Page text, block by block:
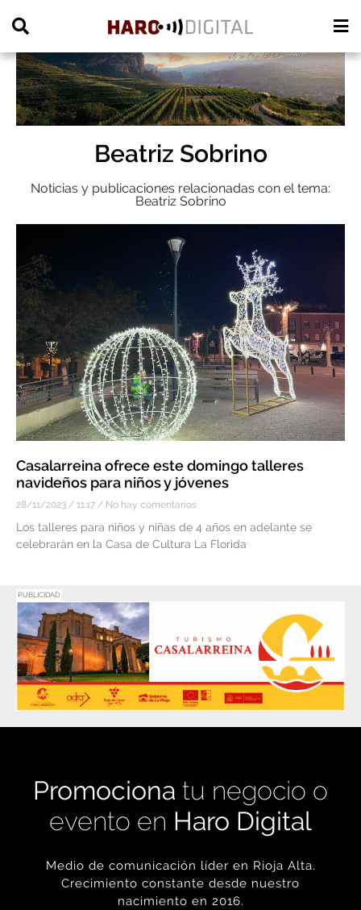
Beatriz Sobrino
Noticias y publicaciones relacionadas con el tema:
Beatriz Sobrino
Casalarreina ofrece este domingo talleres
navideños para niños y jóvenes
28/11/2023 11:17 No hay comentarios
Los talleres para niños y niñas de 4 años en adelante se
celebrarán en la Casa de Cultura La Florida
PUBLICIDAD
Promociona tu negocio o
evento en Haro Digital
Medio de comunicación líder en Rioja Alta.
Crecimiento constante desde nuestro
nacimiento en 2016.